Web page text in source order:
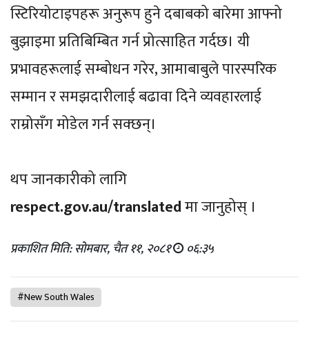
स्टिरियोटाइपहरू अनुरूप हुने दबाबको बारेमा आफ्नो
बुझाइमा प्रतिबिम्बित गर्न प्रोत्साहित गर्दछ। यी
प्रभावहरूलाई सम्बोधन गरेर, आमाबाबुले पारस्परिक
सम्मान र समझदारीलाई बढावा दिने व्यवहारलाई
राम्रोसँग मोडेल गर्न सक्छन्।
थप जानकारीको लागि
respect.gov.au/translatedमा जानुहोस् ।
प्रकाशित मिति: सोमबार, चैत ११, २०८१ ०६:३५
#New South Wales